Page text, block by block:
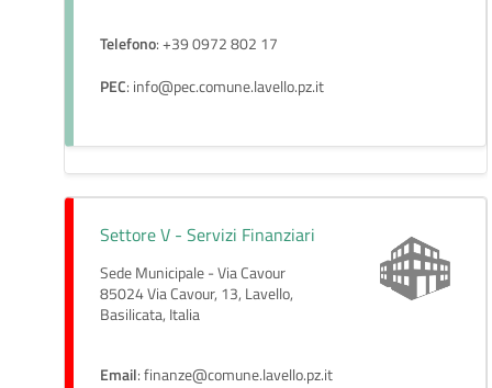
Telefono: +39 0972 802 17
PEC: info@pec.comune.lavello.pz.it
Settore V - Servizi Finanziari
Sede Municipale - Via Cavour
85024 Via Cavour, 13, Lavello,
Basilicata, Italia
Email: finanze@comune.lavello.pz.it